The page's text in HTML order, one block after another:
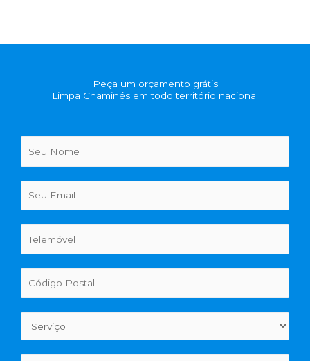
Peça um orçamento grátis
Limpa Chaminés em todo território nacional